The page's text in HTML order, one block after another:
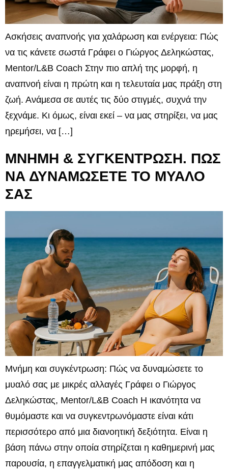
Ασκήσεις αναπνοής για χαλάρωση και ενέργεια: Πώς
να τις κάνετε σωστά Γράφει ο Γιώργος Δεληκώστας,
Mentor/L&B Coach Στην πιο απλή της μορφή, η
αναπνοή είναι η πρώτη και η τελευταία μας πράξη στη
ζωή. Ανάμεσα σε αυτές τις δύο στιγμές, συχνά την
ξεχνάμε. Κι όμως, είναι εκεί – να μας στηρίξει, να μας
ηρεμήσει, να […]
ΜΝΗΜΗ & ΣΥΓΚΕΝΤΡΩΣΗ. ΠΩΣ
ΝΑ ΔΥΝΑΜΩΣΕΤΕ ΤΟ ΜΥΑΛΟ
ΣΑΣ
Μνήμη και συγκέντρωση: Πώς να δυναμώσετε το
μυαλό σας με μικρές αλλαγές Γράφει ο Γιώργος
Δεληκώστας, Mentor/L&B Coach Η ικανότητα να
θυμόμαστε και να συγκεντρωνόμαστε είναι κάτι
περισσότερο από μια διανοητική δεξιότητα. Είναι η
βάση πάνω στην οποία στηρίζεται η καθημερινή μας
παρουσία, η επαγγελματική μας απόδοση και η